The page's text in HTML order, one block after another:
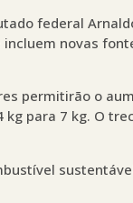
federal
novas
permitirão o
para 7 kg. O